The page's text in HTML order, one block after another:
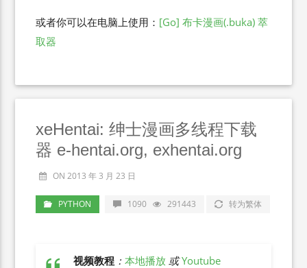
或者你可以在电脑上使用： [Go] 布卡漫画(.buka) 萃
取器
xeHentai: 绅士漫画多线程下载
器 e-hentai.org, exhentai.org
ON 2013 年 3 月 23 日
PYTHON 1090 291443 转为繁体
视频教程 ：本地播放 或Youtube